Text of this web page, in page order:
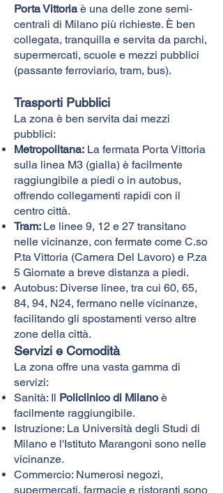
Porta Vittoriaè una delle zone semi-
centrali di Milano più richieste. È ben
collegata, tranquilla e servita da parchi,
supermercati, scuole e mezzi pubblici
(passante ferroviario, tram, bus).
Trasporti Pubblici
La zona è ben servita dai mezzi
pubblici:
Metropolitana: La fermata Porta Vittoria
sulla linea M3 (gialla) è facilmente
raggiungibile a piedi o in autobus,
offrendo collegamenti rapidi con il
centro città.
Tram: Le linee 9, 12 e 27 transitano
nelle vicinanze, con fermate come C.so
P.ta Vittoria (Camera Del Lavoro) e P.za
5 Giornate a breve distanza a piedi.
Autobus: Diverse linee, tra cui 60, 65,
84, 94, N24, fermano nelle vicinanze,
facilitando gli spostamenti verso altre
zone della città.
Servizi e Comodità
La zona offre una vasta gamma di
servizi:
Sanità: Il Policlinico di Milano è
facilmente raggiungibile.
Istruzione: La Università degli Studi di
Milano e l'Istituto Marangoni sono nelle
vicinanze.
Commercio: Numerosi negozi,
supermercati, farmacie e ristoranti sono